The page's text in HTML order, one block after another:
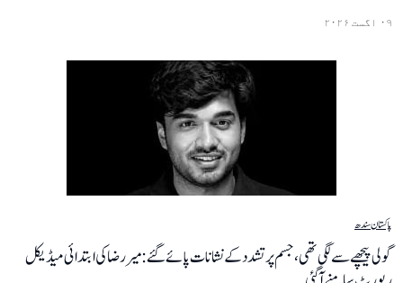
۰۹ اگست ۲۰۲۶
پاکستانسندھ
گولی پیچھے سے لگی تھی، جسم پر تشدد کے نشانات پائے گئے: میر رضا کی ابتدائی میڈیکل